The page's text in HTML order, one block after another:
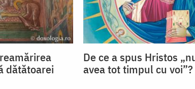
dătătoarei
De ce a spus Hristos
avea tot timpul cu voi”?